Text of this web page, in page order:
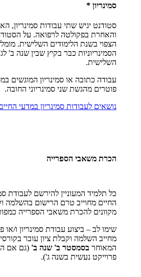
סמינריון *
סטודנט יגיש שתי עבודות סמינריון,
והאחרת בפקולטה לרפואה. על
הצפוי בשנת הלימודים השלישית.
הסמינריוניות כבר בקיץ שבין שנה ב'
השלישית.
עבודה כתובה או סמינריון המוגשים
פוטרים מהגשת שני סמינריוני החובה.
נושאים לעבודות סמינריון במדעי
הכרת משאבי הספרייה
כל תלמיד המעוניין להירשם לעבודת
החיים מחוייב טרם הרישום בהשלמה
מקוונים להכרת משאבי הספרייה
שימו לב – ביצוע עבודת סמינריון ו/
מחייב השלמה וקבלת ציון עובר
המאוחר בסמסטר ב' שנה ב' (גם אם
פרוייקט נעשית בשנה ג').